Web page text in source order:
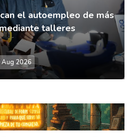
el autoempleo de más
talleres
Aug 2026